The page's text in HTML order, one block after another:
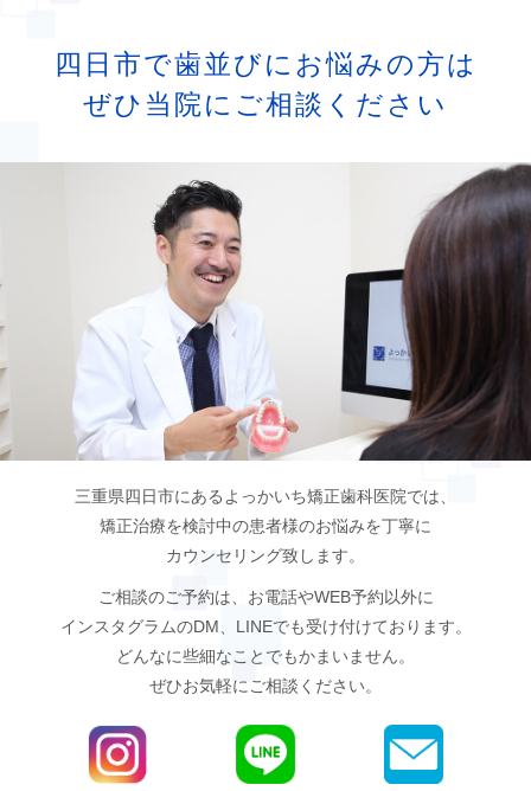
ます。数日間〜1,2週間で慣れることが多いで
す。
め、予想された治療期間が延長する可能性があり
装置の使用状況、顎間ゴムの使用状況、定期
的な通院等、矯正治療には患者さんのご協力が非
常に重要であり、それらが治療結果や治療期間に
影響します。
治療中は、装置が付いているため歯が磨きに
くくなります。虫歯や歯周病のリスクが高まりま
を受けたりすることが重要です。また、歯が動く
と隠れていた虫歯がみえるようになることもあり
5
歯を動かすことにより歯根が吸収して短くな
ることがあります。また、歯茎がやせて下がるこ
とがあります。
ごく稀に歯が骨と癒着していて歯が動かない
ことがあります。
四日市で歯並びにお悩みの方は
ぜひ当院にご相談ください
三重県四日市にあるよっかいち矯正歯科医院では、
矯正治療を検討中の患者様のお悩みを丁寧に
カウンセリング致します。
ご相談のご予約は、お電話やWEB予約以外に
インスタグラムのDM、LINEでも受け付けております。
どんなに些細なことでもかまいません。
ぜひお気軽にご相談ください。